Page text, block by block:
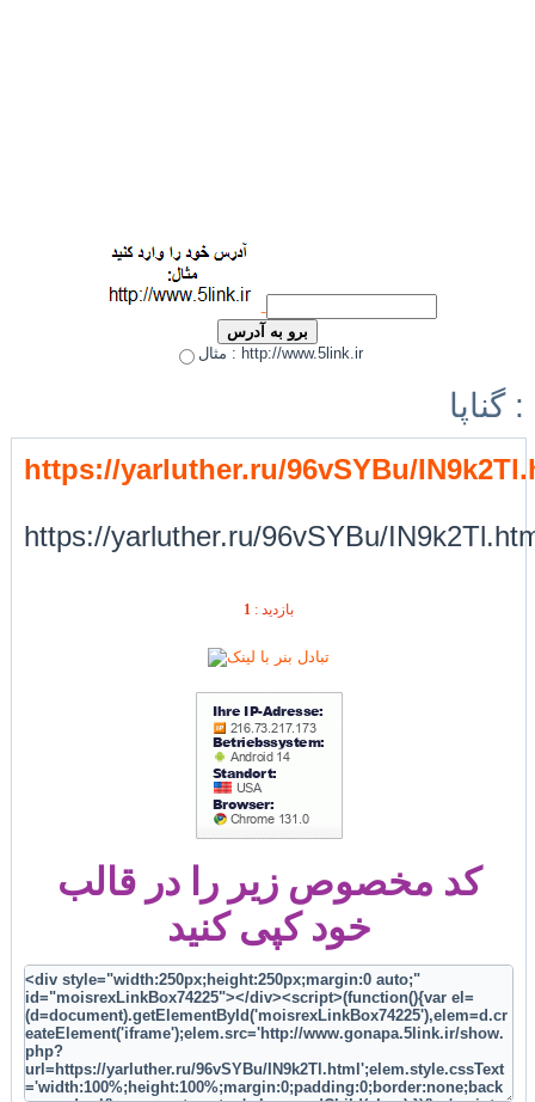
مثال : http://www.5link.ir
گناپا :
https://yarluther.ru/96vSYBu/
https://yarluther.ru/96vSYBu/
بازديد : 1
کد مخصوص زیر را در قالب
خود کپی کنید